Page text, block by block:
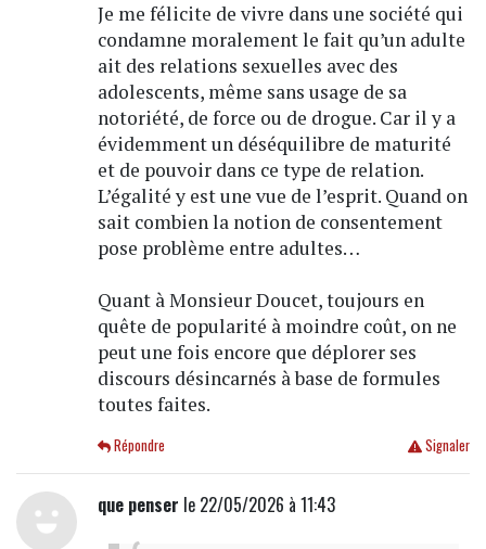
Je me félicite de vivre dans une société qui
condamne moralement le fait qu’un adulte
ait des relations sexuelles avec des
adolescents, même sans usage de sa
notoriété, de force ou de drogue. Car il y a
évidemment un déséquilibre de maturité
et de pouvoir dans ce type de relation.
L’égalité y est une vue de l’esprit. Quand on
sait combien la notion de consentement
pose problème entre adultes…
Quant à Monsieur Doucet, toujours en
quête de popularité à moindre coût, on ne
peut une fois encore que déplorer ses
discours désincarnés à base de formules
toutes faites.
Signaler
Répondre
que penser le 22/05/2026 à 11:43